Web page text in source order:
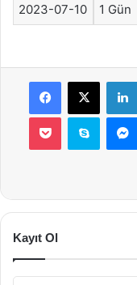
2023-07-10 1 Gün
Facebook
X
Pocket Skype
Kayıt Ol